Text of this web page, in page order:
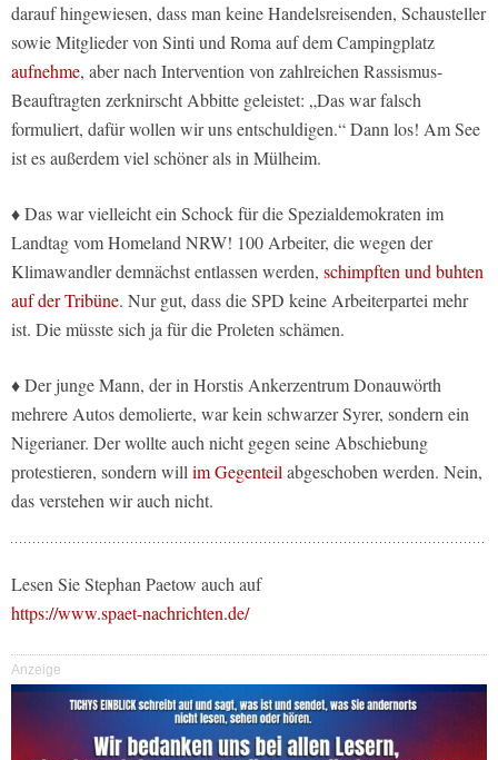
darauf hingewiesen, dass man keine Handelsreisenden, Schausteller
sowie Mitglieder von Sinti und Roma auf dem Campingplatz
aufnehme, aber nach Intervention von zahlreichen Rassismus-
Beauftragten zerknirscht Abbitte geleistet: „Das war falsch
formuliert, dafür wollen wir uns entschuldigen.“ Dann los! Am See
ist es außerdem viel schöner als in Mülheim.
♦ Das war vielleicht ein Schock für die Spezialdemokraten im
Landtag vom Homeland NRW! 100 Arbeiter, die wegen der
Klimawandler demnächst entlassen werden, schimpften und buhten
auf der Tribüne. Nur gut, dass die SPD keine Arbeiterpartei mehr
ist. Die müsste sich ja für die Proleten schämen.
♦ Der junge Mann, der in Horstis Ankerzentrum Donauwörth
mehrere Autos demolierte, war kein schwarzer Syrer, sondern ein
Nigerianer. Der wollte auch nicht gegen seine Abschiebung
protestieren, sondern willim Gegenteilabgeschoben werden. Nein,
das verstehen wir auch nicht.
Lesen Sie Stephan Paetow auch auf
https://www.spaet-nachrichten.de/
Anzeige